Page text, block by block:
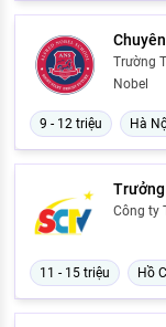
Trường
Nobel
9 - 12 triệu Hà
Trưởng
Công ty
11 - 15 triệu Hồ